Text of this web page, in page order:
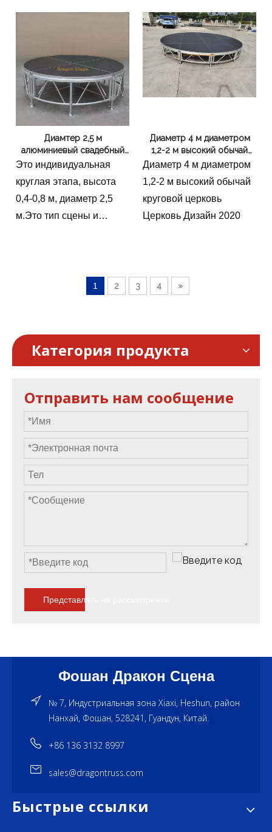
лестницами.
Диамтер 2,5 м
алюминиевый свадебный
круговой круговой
Это индивидуальная
круглая этапа, высота
0,4-0,8 м, диаметр 2,5
м.Это тип сцены и
Диаметр 4 м диаметром
1,2-2 м высокий обычай
круговой церковь Церковь
Диаметр 4 м диаметром
1,2-2 м высокий обычай
круговой церковь
Церковь Дизайн 2020
1 2 3 4 »
Категория продукта
Отправить нам сообщение
Представлять на рассмотрение
Фошан Дракон Сцена
№ 7, Индустриальная зона Xiaxi, Heshun, район
Нанхай, Фошан, 528241, Гуандун, Китай.
+86 136 3132 8997
sales@dragontruss.com
Быстрые ссылки